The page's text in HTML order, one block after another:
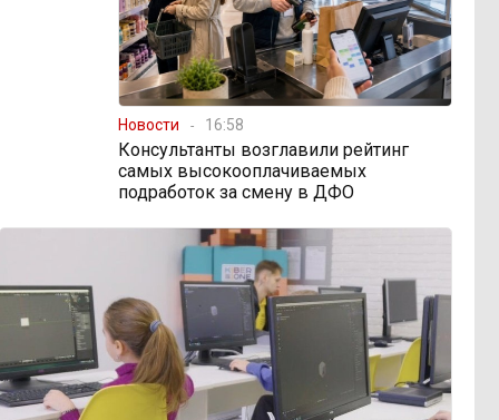
Новости 16:58
Консультанты возглавили рейтинг
самых высокооплачиваемых
подработок за смену в ДФО